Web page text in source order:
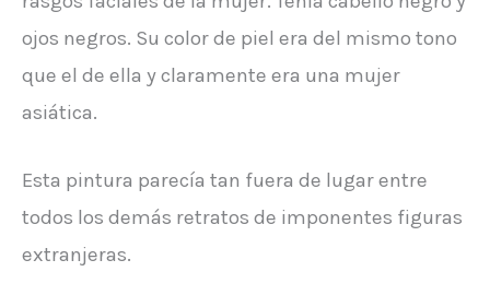
ojos negros. Su color de piel era del mismo tono
que el de ella y claramente era una mujer
asiática.
Esta pintura parecía tan fuera de lugar entre
todos los demás retratos de imponentes figuras
extranjeras.